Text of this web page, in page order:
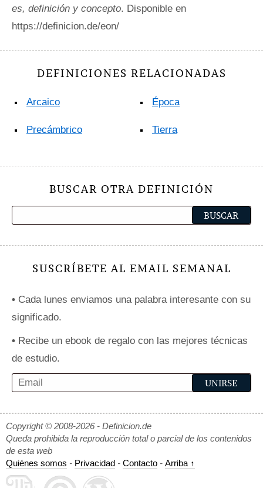
es, definición y concepto. Disponible en
https://definicion.de/eon/
DEFINICIONES RELACIONADAS
Arcaico
Precámbrico
Época
Tierra
BUSCAR OTRA DEFINICIÓN
SUSCRÍBETE AL EMAIL SEMANAL
• Cada lunes enviamos una palabra interesante con su
significado.
• Recibe un ebook de regalo con las mejores técnicas
de estudio.
Copyright © 2008-2026 - Definicion.de
Queda prohibida la reproducción total o parcial de los contenidos
de esta web
Quiénes somos - Privacidad - Contacto - Arriba ↑